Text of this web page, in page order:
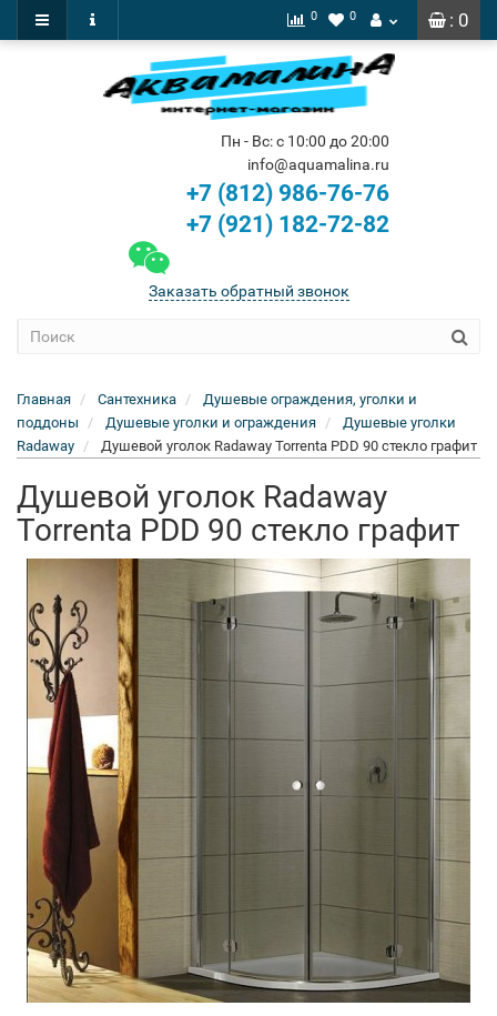
: 0
0 0
Пн - Вс: с 10:00 до 20:00
info@aquamalina.ru
+7 (812) 986-76-76
+7 (921) 182-72-82
Заказать обратный звонок
Главная Сантехника
Душевые ограждения, уголки и
поддоны
Душевые уголки и ограждения
Душевые уголки
Radaway
Душевой уголок Radaway Torrenta PDD 90 стекло графит
Душевой уголок Radaway
Torrenta PDD 90 стекло графит